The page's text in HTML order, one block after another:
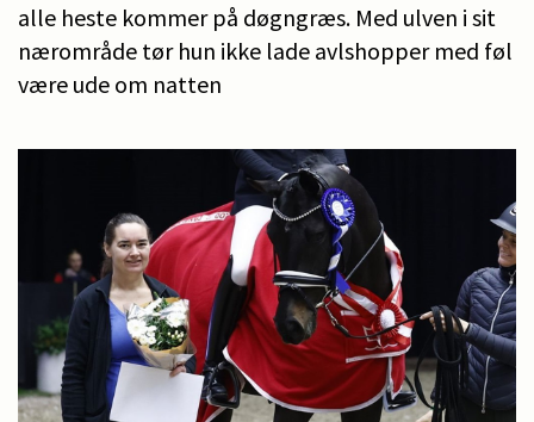
alle heste kommer på døgngræs. Med ulven i sit
nærområde tør hun ikke lade avlshopper med føl
være ude om natten